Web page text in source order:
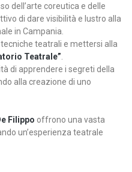
dell’arte coreutica e delle
di dare visibilità e lustro alla
in Campania.
teatrali e mettersi alla
Teatrale”
di apprendere i segreti della
alla creazione di uno
Filippo offrono una vasta
un’esperienza teatrale